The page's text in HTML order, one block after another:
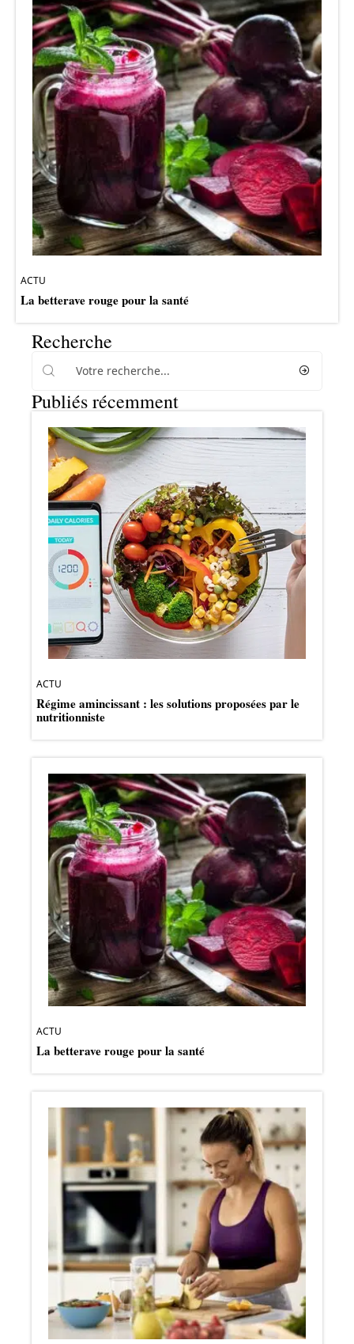
ACTU
La betterave rouge pour la santé
Recherche
Publiés récemment
ACTU
Régime amincissant : les solutions proposées par le
nutritionniste
ACTU
La betterave rouge pour la santé